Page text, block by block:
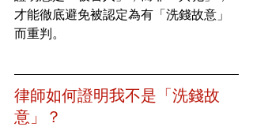
才能徹底避免被認定為有「洗錢故意」
而重判。
律師如何證明我不是「洗錢故
意」？